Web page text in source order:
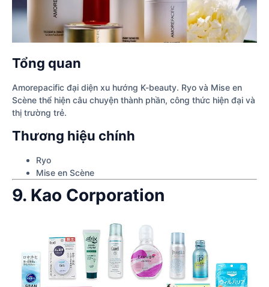
Tổng quan
Amorepacific đại diện xu hướng K-beauty. Ryo và Mise en
Scène thể hiện câu chuyện thành phần, công thức hiện đại và
thị trường trẻ.
Thương hiệu chính
Ryo
Mise en Scène
9. Kao Corporation